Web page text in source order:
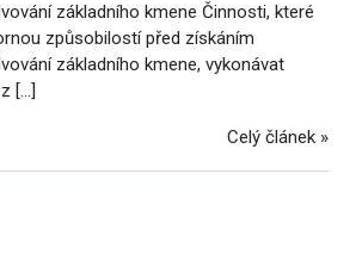
základního kmene Činnosti, které
způsobilostí před získáním
základního kmene, vykonávat
[…]
Celý článek »